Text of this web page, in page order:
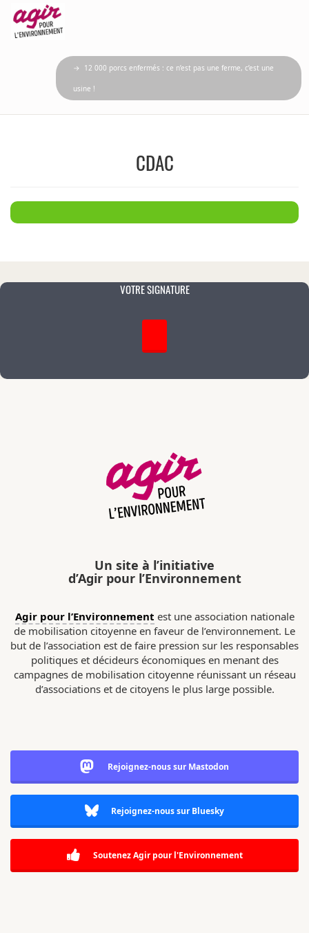
→ 12 000 porcs enfermés : ce n’est pas une ferme, c’est une
usine !
CDAC
VOTRE SIGNATURE
Un site à l’initiative
d’Agir pour l’Environnement
Agir pour l’Environnement est une association nationale
de mobilisation citoyenne en faveur de l’environnement. Le
but de l’association est de faire pression sur les responsables
politiques et décideurs économiques en menant des
campagnes de mobilisation citoyenne réunissant un réseau
d’associations et de citoyens le plus large possible.
Rejoignez-nous sur Mastodon
Rejoignez-nous sur Bluesky
Soutenez Agir pour l'Environnement